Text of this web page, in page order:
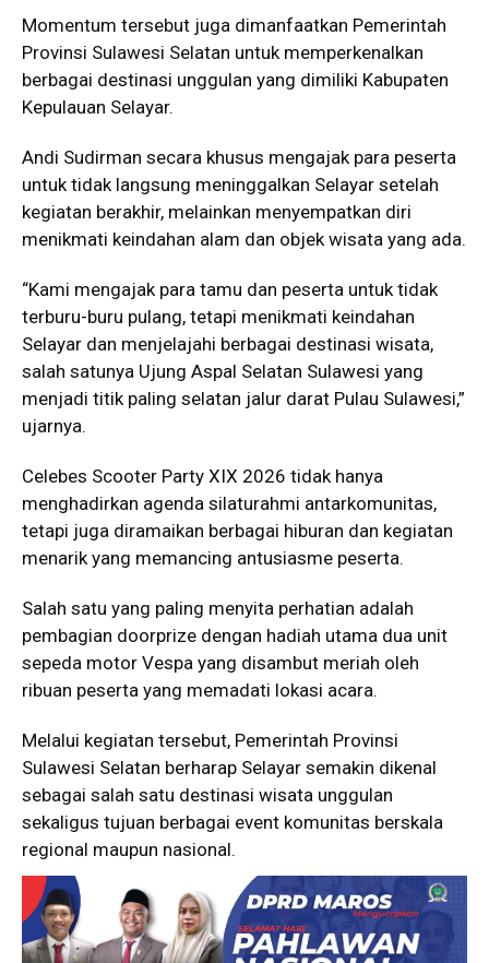
Momentum tersebut juga dimanfaatkan Pemerintah
Provinsi Sulawesi Selatan untuk memperkenalkan
berbagai destinasi unggulan yang dimiliki Kabupaten
Kepulauan Selayar.
Andi Sudirman secara khusus mengajak para peserta
untuk tidak langsung meninggalkan Selayar setelah
kegiatan berakhir, melainkan menyempatkan diri
menikmati keindahan alam dan objek wisata yang ada.
“Kami mengajak para tamu dan peserta untuk tidak
terburu-buru pulang, tetapi menikmati keindahan
Selayar dan menjelajahi berbagai destinasi wisata,
salah satunya Ujung Aspal Selatan Sulawesi yang
menjadi titik paling selatan jalur darat Pulau Sulawesi,”
ujarnya.
Celebes Scooter Party XIX 2026 tidak hanya
menghadirkan agenda silaturahmi antarkomunitas,
tetapi juga diramaikan berbagai hiburan dan kegiatan
menarik yang memancing antusiasme peserta.
Salah satu yang paling menyita perhatian adalah
pembagian doorprize dengan hadiah utama dua unit
sepeda motor Vespa yang disambut meriah oleh
ribuan peserta yang memadati lokasi acara.
Melalui kegiatan tersebut, Pemerintah Provinsi
Sulawesi Selatan berharap Selayar semakin dikenal
sebagai salah satu destinasi wisata unggulan
sekaligus tujuan berbagai event komunitas berskala
regional maupun nasional.